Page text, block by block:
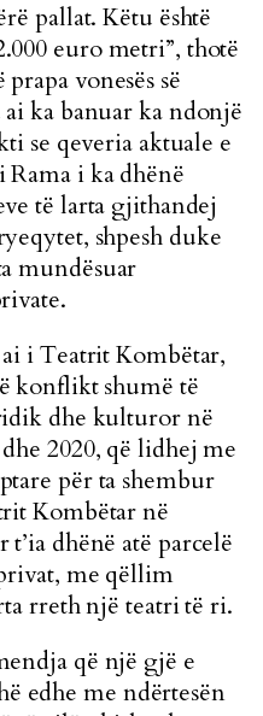
pallat. Këtu është
euro metri”, thotë
vonesës së
ka banuar ka ndonjë
se qeveria aktuale e
i ka dhënë
të larta gjithandej
shpesh duke
mundësuar
i Teatrit Kombëtar,
konflikt shumë të
dhe kulturor në
2020, që lidhej me
për ta shembur
Kombëtar në
dhënë atë parcelë
me qëllim
rreth një teatri të ri.
që një gjë e
edhe me ndërtesën